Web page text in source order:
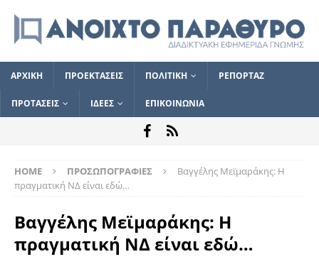
ΑΡΧΙΚΗ ΠΡΟΕΚΤΑΣΕΙΣ ΠΟΛΙΤΙΚΗ ΡΕΠΟΡΤΑΖ
ΠΡΟΤΑΣΕΙΣ ΙΔΕΕΣ ΕΠΙΚΟΙΝΩΝΙΑ
HOME ΠΡΟΣΩΠΟΓΡΑΦΙΕΣ
Βαγγέλης Μεϊμαράκης: H
πραγματική ΝΔ είναι εδώ…
Βαγγέλης Μεϊμαράκης: H
πραγματική ΝΔ είναι εδώ…